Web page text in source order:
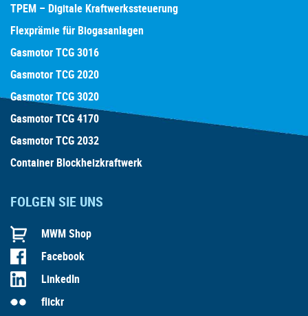
TPEM – Digitale Kraftwerkssteuerung
Flexprämie für Biogasanlagen
Gasmotor TCG 3016
Gasmotor TCG 2020
Gasmotor TCG 3020
Gasmotor TCG 4170
Gasmotor TCG 2032
Container Blockheizkraftwerk
FOLGEN SIE UNS
MWM Shop
Facebook
LinkedIn
flickr